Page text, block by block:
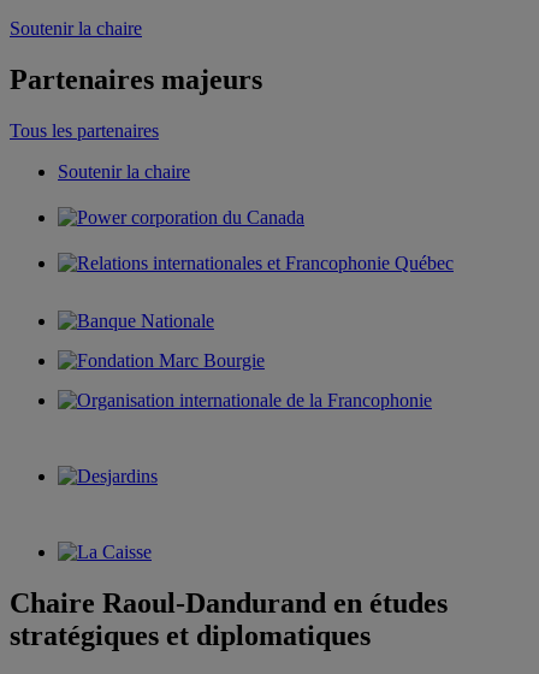
Soutenir la chaire
Partenaires majeurs
Tous les partenaires
Soutenir la chaire
Chaire Raoul-Dandurand en études
stratégiques et diplomatiques